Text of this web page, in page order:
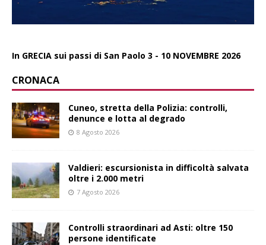
In GRECIA sui passi di San Paolo 3 - 10 NOVEMBRE 2026
CRONACA
Cuneo, stretta della Polizia: controlli,
denunce e lotta al degrado
8 Agosto 2026
Valdieri: escursionista in difficoltà salvata
oltre i 2.000 metri
7 Agosto 2026
Controlli straordinari ad Asti: oltre 150
persone identificate